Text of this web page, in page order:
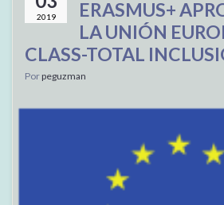
2019
ERASMUS+
LA UNIÓN
CLASS-TOTAL
Porpeguzman